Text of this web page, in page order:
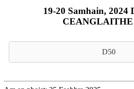
19-20 Samhain, 2024
D50